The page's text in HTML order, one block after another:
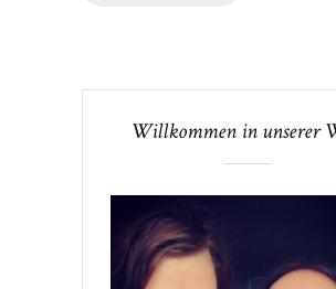
Willkommen in unserer